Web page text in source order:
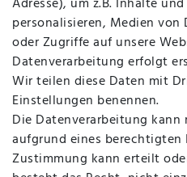
Vertrag
MAPALI VOR ORT
Herzogstraße 10
47533 Kleve
personalisieren, Medien
oder Zugriffe auf unsere
Datenverarbeitung erfolgt
Wir teilen diese Daten mit
Einstellungen benennen.
Die Datenverarbeitung
aufgrund eines berechtigten
Zustimmung kann erteilt